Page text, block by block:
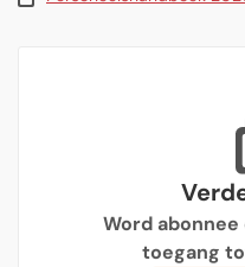
Word
toegang